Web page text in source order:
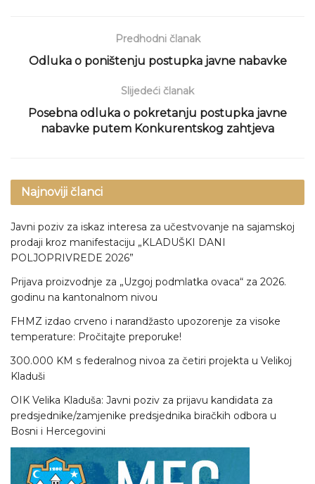
Predhodni članak
Odluka o poništenju postupka javne nabavke
Slijedeći članak
Posebna odluka o pokretanju postupka javne
nabavke putem Konkurentskog zahtjeva
Najnoviji članci
Javni poziv za iskaz interesa za učestvovanje na sajamskoj
prodaji kroz manifestaciju „KLADUŠKI DANI
POLJOPRIVREDE 2026”
Prijava proizvodnje za „Uzgoj podmlatka ovaca“ za 2026.
godinu na kantonalnom nivou
FHMZ izdao crveno i narandžasto upozorenje za visoke
temperature: Pročitajte preporuke!
300.000 KM s federalnog nivoa za četiri projekta u Velikoj
Kladuši
OIK Velika Kladuša: Javni poziv za prijavu kandidata za
predsjednike/zamjenike predsjednika biračkih odbora u
Bosni i Hercegovini